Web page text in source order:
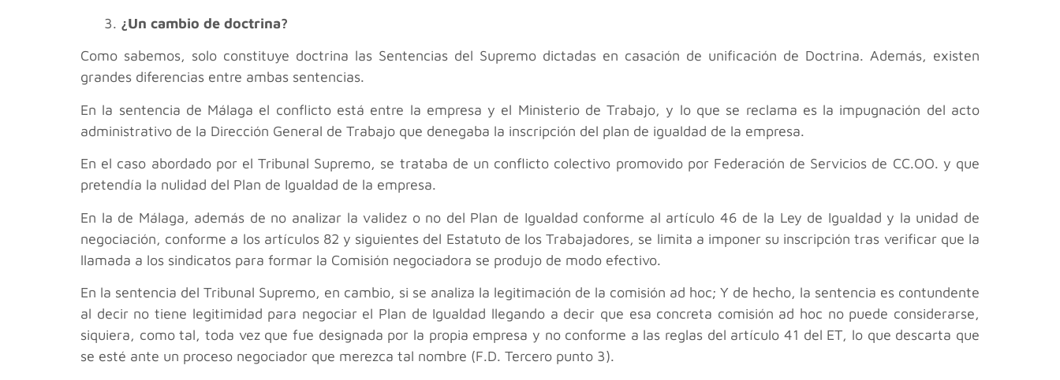
3. ¿Un cambio de doctrina?
Como sabemos, solo constituye doctrina las Sentencias del Supremo dictadas en casación de unificación de Doctrina. Además, existen
grandes diferencias entre ambas sentencias.
En la sentencia de Málaga el conflicto está entre la empresa y el Ministerio de Trabajo, y lo que se reclama es la impugnación del acto
administrativo de la Dirección General de Trabajo que denegaba la inscripción del plan de igualdad de la empresa.
En el caso abordado por el Tribunal Supremo, se trataba de un conflicto colectivo promovido por Federación de Servicios de CC.OO. y que
pretendía la nulidad del Plan de Igualdad de la empresa.
En la de Málaga, además de no analizar la validez o no del Plan de Igualdad conforme al artículo 46 de la Ley de Igualdad y la unidad de
negociación, conforme a los artículos 82 y siguientes del Estatuto de los Trabajadores, se limita a imponer su inscripción tras verificar que la
llamada a los sindicatos para formar la Comisión negociadora se produjo de modo efectivo.
En la sentencia del Tribunal Supremo, en cambio, si se analiza la legitimación de la comisión ad hoc; Y de hecho, la sentencia es contundente
al decir no tiene legitimidad para negociar el Plan de Igualdad llegando a decir que esa concreta comisión ad hoc no puede considerarse,
siquiera, como tal, toda vez que fue designada por la propia empresa y no conforme a las reglas del artículo 41 del ET, lo que descarta que
se esté ante un proceso negociador que merezca tal nombre (F.D. Tercero punto 3).